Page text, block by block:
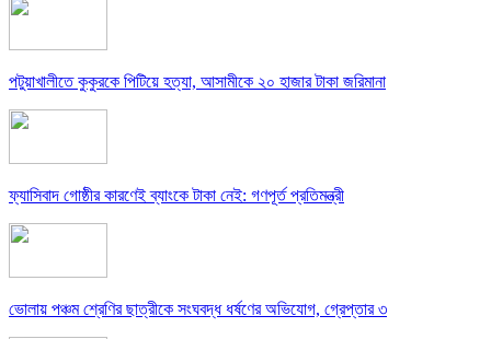
পটুয়াখালীতে কুকুরকে পিটিয়ে হত্যা, আসামীকে ২০ হাজার টাকা জরিমানা
ফ্যাসিবাদ গোষ্ঠীর কারণেই ব্যাংকে টাকা নেই: গণপূর্ত প্রতিমন্ত্রী
ভোলায় পঞ্চম শ্রেণির ছাত্রীকে সংঘবদ্ধ ধর্ষণের অভিযোগ, গ্রেপ্তার ৩